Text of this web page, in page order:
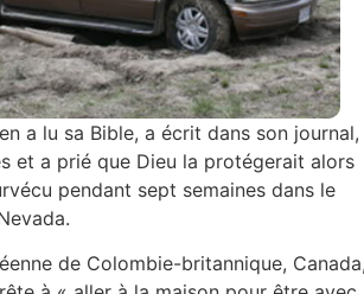
a lu sa Bible, a écrit dans son journal,
et a prié que Dieu la protégerait alors
pendant sept semaines dans le
de Colombie-britannique,